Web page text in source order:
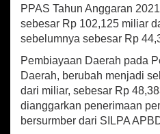
PPAS Tahun Anggaran
sebesar Rp 102,125 miliar
sebelumnya sebesar Rp
Pembiayaan Daerah pada
Daerah, berubah menjadi
dari miliar, sebesar Rp
dianggarkan penerimaan
bersurmber dari SILPA